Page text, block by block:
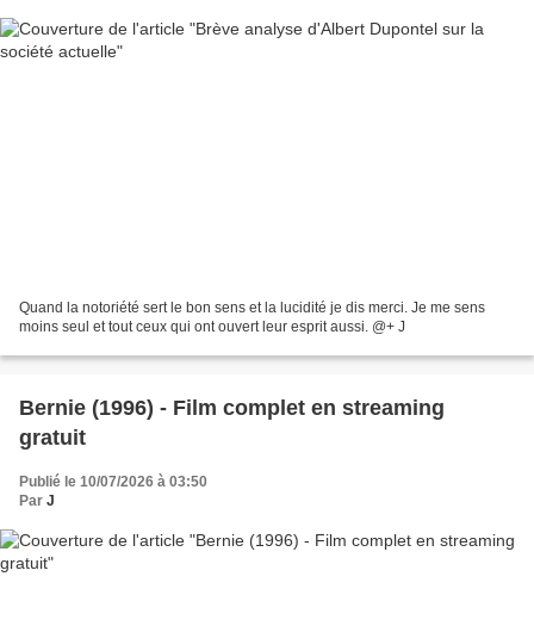
Quand la notoriété sert le bon sens et la lucidité je dis merci. Je me sens
moins seul et tout ceux qui ont ouvert leur esprit aussi. @+ J
Bernie (1996) - Film complet en streaming
gratuit
Publié le 10/07/2026 à 03:50
Par J